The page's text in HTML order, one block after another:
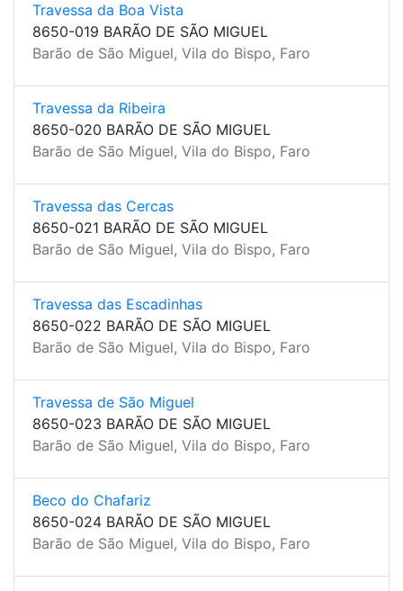
Travessa da Boa Vista
8650-019 BARÃO DE SÃO MIGUEL
Barão de São Miguel, Vila do Bispo, Faro
Travessa da Ribeira
8650-020 BARÃO DE SÃO MIGUEL
Barão de São Miguel, Vila do Bispo, Faro
Travessa das Cercas
8650-021 BARÃO DE SÃO MIGUEL
Barão de São Miguel, Vila do Bispo, Faro
Travessa das Escadinhas
8650-022 BARÃO DE SÃO MIGUEL
Barão de São Miguel, Vila do Bispo, Faro
Travessa de São Miguel
8650-023 BARÃO DE SÃO MIGUEL
Barão de São Miguel, Vila do Bispo, Faro
Beco do Chafariz
8650-024 BARÃO DE SÃO MIGUEL
Barão de São Miguel, Vila do Bispo, Faro